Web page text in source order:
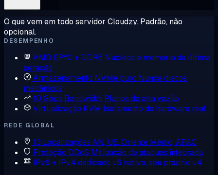
O que vem em todo servidor Cloudzy. Padrão, não
opcional.
DESEMPENHO
AMD EPYC + DDR5 Núcleos e memória de última
geração
Armazenamento NVMe puro Nunca discos
mecânicos
10 Gbps Bandwidth Planos de alta vazão
Virtualização KVM Isolamento de hardware real
REDE GLOBAL
13 Localizações AN, UE, Oriente Médio, APAC
Proteção DDoS Mitigação de ataques integrada
IPv6 + IPv4 dedicado v6 nativo, seu próprio v4